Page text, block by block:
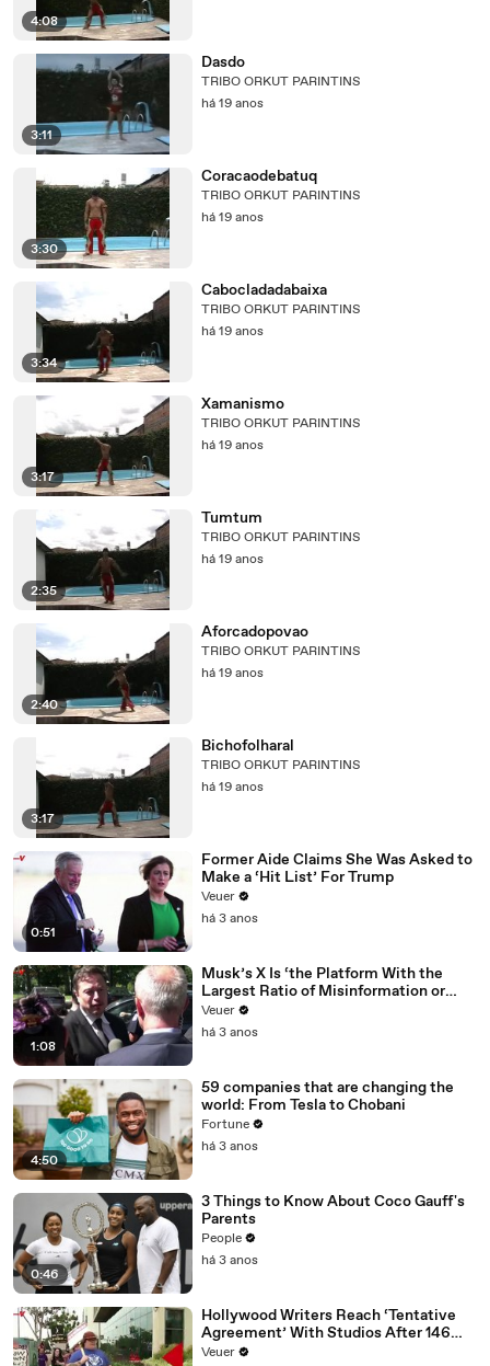
4:08
3:11
Dasdo
TRIBO ORKUT PARINTINS
há 19 anos
3:30
Coracaodebatuq
TRIBO ORKUT PARINTINS
há 19 anos
3:34
Cabocladadabaixa
TRIBO ORKUT PARINTINS
há 19 anos
3:17
Xamanismo
TRIBO ORKUT PARINTINS
há 19 anos
2:35
Tumtum
TRIBO ORKUT PARINTINS
há 19 anos
2:40
Aforcadopovao
TRIBO ORKUT PARINTINS
há 19 anos
3:17
Bichofolharal
TRIBO ORKUT PARINTINS
há 19 anos
0:51
Former Aide Claims She Was Asked to
Make a ‘Hit List’ For Trump
Veuer
há 3 anos
1:08
Musk’s X Is ‘the Platform With the
Largest Ratio of Misinformation or
Disinformation’ Amongst All Social
Media Platforms
Veuer
há 3 anos
4:50
59 companies that are changing the
world: From Tesla to Chobani
Fortune
há 3 anos
0:46
3 Things to Know About Coco Gauff's
Parents
People
há 3 anos
Hollywood Writers Reach ‘Tentative
Agreement’ With Studios After 146
Day Strike
Veuer